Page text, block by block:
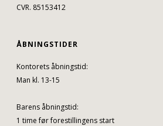
CVR. 85153412
ÅBNINGSTIDER
Kontorets åbningstid:
Man kl. 13-15
Barens åbningstid:
1 time før forestillingens start